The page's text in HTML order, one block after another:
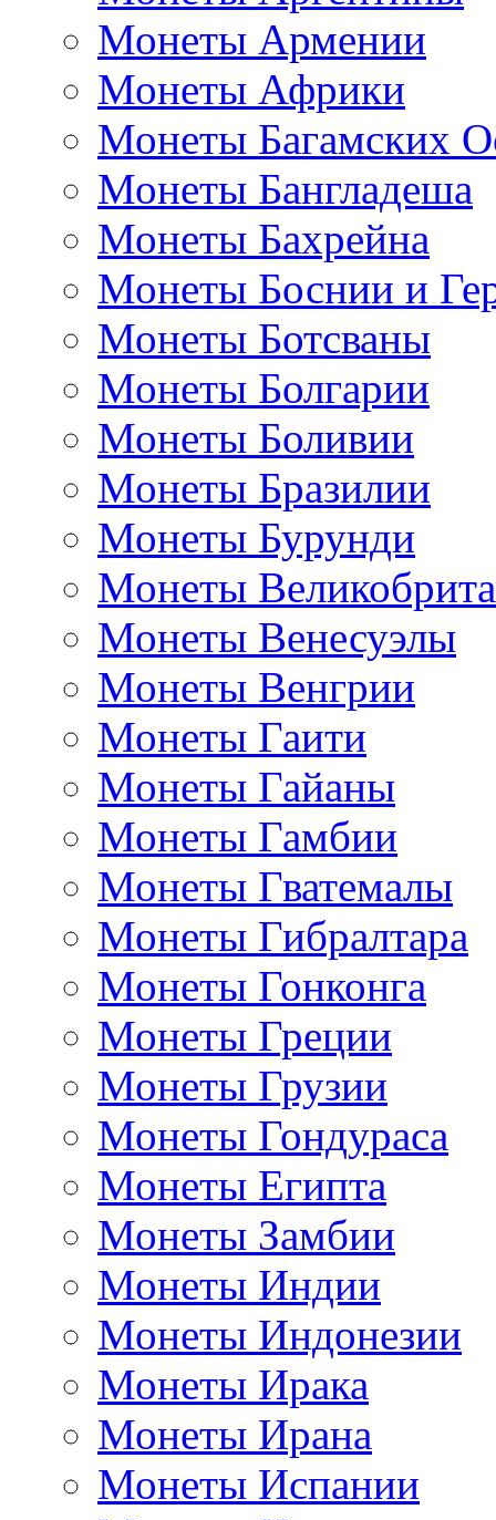
Монеты Армении
Монеты Африки
Монеты Багамских
Монеты Бангладеша
Монеты Бахрейна
Монеты Боснии и
Монеты Ботсваны
Монеты Болгарии
Монеты Боливии
Монеты Бразилии
Монеты Бурунди
Монеты
Монеты Венесуэлы
Монеты Венгрии
Монеты Гаити
Монеты Гайаны
Монеты Гамбии
Монеты Гватемалы
Монеты Гибралтара
Монеты Гонконга
Монеты Греции
Монеты Грузии
Монеты Гондураса
Монеты Египта
Монеты Замбии
Монеты Индии
Монеты Индонезии
Монеты Ирака
Монеты Ирана
Монеты Испании